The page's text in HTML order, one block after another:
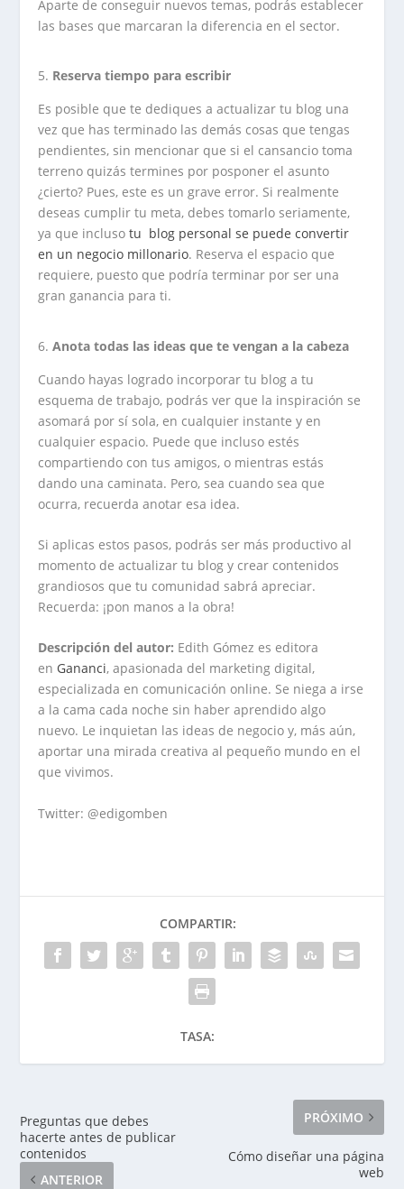
Aparte de conseguir nuevos temas, podrás establecer
las bases que marcaran la diferencia en el sector.
Reserva tiempo para escribir
Es posible que te dediques a actualizar tu blog una
vez que has terminado las demás cosas que tengas
pendientes, sin mencionar que si el cansancio toma
terreno quizás termines por posponer el asunto
¿cierto? Pues, este es un grave error. Si realmente
deseas cumplir tu meta, debes tomarlo seriamente,
ya que inclusotu blog personal se puede convertir
en un negocio millonario. Reserva el espacio que
requiere, puesto que podría terminar por ser una
gran ganancia para ti.
Anota todas las ideas que te vengan a la cabeza
Cuando hayas logrado incorporar tu blog a tu
esquema de trabajo, podrás ver que la inspiración se
asomará por sí sola, en cualquier instante y en
cualquier espacio. Puede que incluso estés
compartiendo con tus amigos, o mientras estás
dando una caminata. Pero, sea cuando sea que
ocurra, recuerda anotar esa idea.
Si aplicas estos pasos, podrás ser más productivo al
momento de actualizar tu blog y crear contenidos
grandiosos que tu comunidad sabrá apreciar.
Recuerda: ¡pon manos a la obra!
Descripción del autor: Edith Gómez es editora
en Gananci, apasionada del marketing digital,
especializada en comunicación online. Se niega a irse
a la cama cada noche sin haber aprendido algo
nuevo. Le inquietan las ideas de negocio y, más aún,
aportar una mirada creativa al pequeño mundo en el
que vivimos.
Twitter: @edigomben
COMPARTIR:
TASA:
Preguntas que debes
hacerte antes de publicar
contenidos
ANTERIOR
PRÓXIMO
Cómo diseñar una página
web